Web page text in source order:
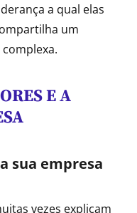
a qual elas
um
E A
sua empresa
vezes explicam